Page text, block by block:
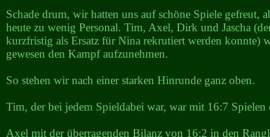
Schade drum, wir hatten uns auf schöne Spiele gefreut,
heute zu wenig Personal. Tim, Axel, Dirk und Jascha
kurzfristig als Ersatz für Nina rekrutiert werden konnte)
gewesen den Kampf aufzunehmen.
So stehen wir nach einer starken Hinrunde ganz oben.
Tim, der bei jedem Spieldabei war, war mit 16:7 Spielen
Axel mit der überragenden Bilanz von 16:2 in den